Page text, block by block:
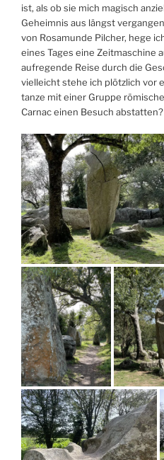
ist, als ob sie mich magisch
Geheimnis aus längst
von Rosamunde Pilcher, hege
eines Tages eine Zeitmaschine
aufregende Reise durch die
vielleicht stehe ich plötzlich vor
tanze mit einer Gruppe
Carnac einen Besuch abstatten?